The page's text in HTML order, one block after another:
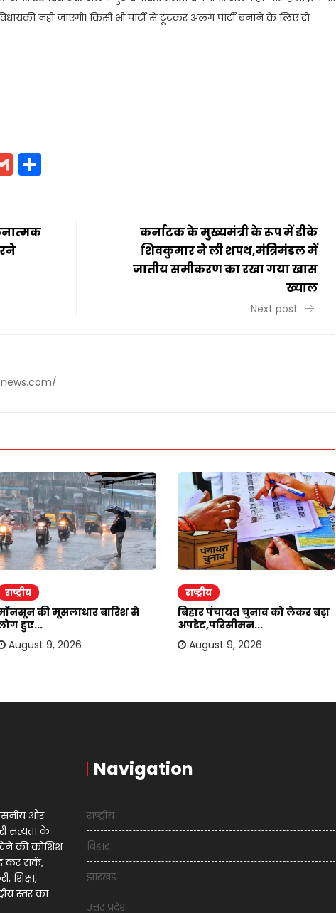
नहीं जाएगी। किसी भी पार्टी से टूटकर अलग पार्टी बनाने के लिए दो
Gmail
कर्नाटक के मुख्यमंत्री के रूप में डीके
शिवकुमार ने ली शपथ,मंत्रिमंडल में
जातीय समीकरण का रखा गया खास
ख्याल
Next post
राष्ट्रीय
की मूसलाधार बारिश से
हुए...
August 9, 2026
राष्ट्रीय
बिहार पंचायत चुनाव को लेकर बड़ा
अपडेट,परिसीमन...
August 9, 2026
और
सत्यता के
की कोशिश
कर सकें,
शिक्षा,
स्तर का
Navigation
राष्ट्रीय
बिहार
झारखंड
उत्तर प्रदेश